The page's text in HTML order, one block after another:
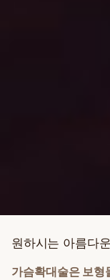
원하시는 아름다
가슴확대술은 보형